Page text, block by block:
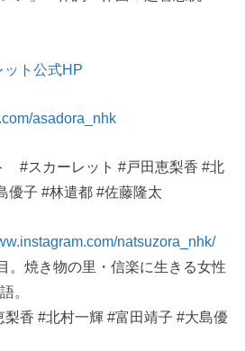
ット公式HP
asadora_nhk
#スカーレット #戸田恵梨香 #北
優子 #林遣都 #佐藤隆太
natsuzora_nhk/
。焼き物の里・信楽に生きる女性
。
香 #北村一輝 #富田靖子 #大島優